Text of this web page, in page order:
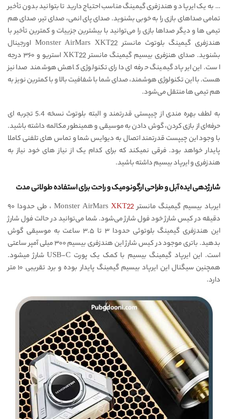
… به یک ایرپاد و هندزفری گیمینگ مناسب احتیاج دارید تا بتوانید بدون تأخیر
تمامی صداهای بازی را به خوبی بشنوید. صدای پای انمی، صدای تیر، صدای هم
تیمی ها و دیگر صداها بازی را می‌توانید با بیشترین جزییات و کمترین تأخیر با
هندزفری گیمینگ بلوتوث مانستر Monster AirMars XKT22 اورجینال
بشنوید. صدای هنزفری بیسیم گیمینگ مانستر XKT22 استریو و ۳۶۰ درجه
است. این ایرپاد گیمینگ حرفه ای دارای تکنولوژی کاهش هوشمند صدا نیز
هست. با این تکنولوژی هوشمند، صدای شما با شفافیت بالا و با کمترین نویز به
هم تیمی ها منتقل می‌شود.
به لطف بهره مندی از چیپستی قدرتمند و البته بلوتوث نسخه 5.4 تجربه ای
حرفه‌ای از بازی کردن، گوش دادن به موسیقی و همینطور مکالمه داشته باشید.
با وجود این چیپست قدرتمند اتصال به دیوایس شما و تماس های تلفنی کاملا
پایدار خواهد بود. فرقی نمیکند که برای کدام یک از نیاز های خود نیاز به
هندزفری و ایرپاد بیسیم داشته باشید.
شارژدهی ایده آبل و طراحی ارگونومیک و راحت برای استفاده طولانی مدت
ایرباد بیسیم گیمینگ مانستر Monster AirMarsXKT22
، طی حدودا ۹۰
دقیقه در کیس شارژ خود فول شارژ می‌شود. شما می‌توانید در حالت فول شارژ
این هندزفری گیمینگ بلوتوثی حدودا ۳ تا ۳.۵ ساعت به موسیقی گوش
بدهید. باتری موجود در کیس شارژ این هندزفری بیسیم ۳۰۰ میلی آمپر ساعتی
است. این ایرپاد گیمینگ بیسیم با کمک یک پورت USB-C شارژ میشود.
همچنین سیگنال این ایرپاد بیسیم گیمینگ پایدار بوده و برد تقریبی ۱۰ متر
دارد.